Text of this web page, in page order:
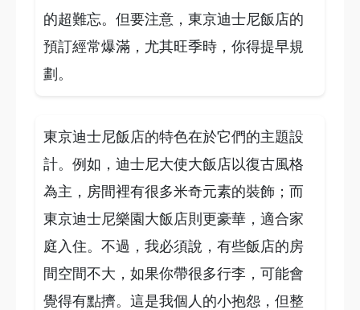
的超難忘。但要注意，東京迪士尼飯店的
預訂經常爆滿，尤其旺季時，你得提早規
劃。
東京迪士尼飯店的特色在於它們的主題設
計。例如，迪士尼大使大飯店以復古風格
為主，房間裡有很多米奇元素的裝飾；而
東京迪士尼樂園大飯店則更豪華，適合家
庭入住。不過，我必須說，有些飯店的房
間空間不大，如果你帶很多行李，可能會
覺得有點擠。這是我個人的小抱怨，但整